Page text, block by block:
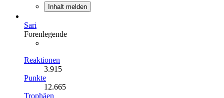
Inhalt melden
Sari
Forenlegende
Reaktionen
3.915
Punkte
12.665
Trophäen